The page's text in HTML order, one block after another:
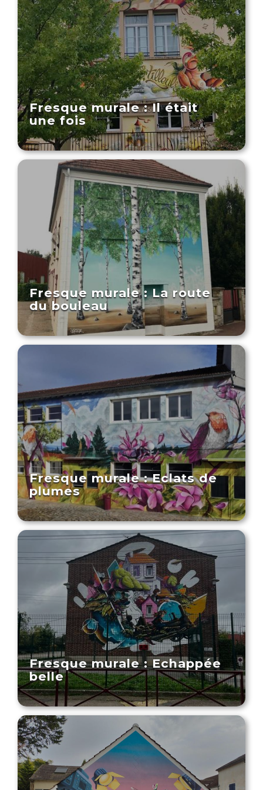
Fresque murale : Il était
une fois
Fresque murale : La route
du bouleau
Fresque murale : Eclats de
plumes
Fresque murale : Echappée
belle